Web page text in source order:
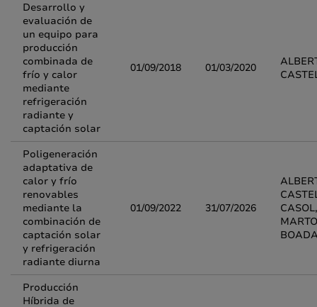
Desarrollo y
evaluación de
un equipo para
producción
combinada de
frío y calor
mediante
refrigeración
radiante y
captación solar
01/09/2018 01/03/2020
Poligeneración
adaptativa de
calor y frío
renovables
mediante la
combinación de
captación solar
y refrigeración
radiante diurna
01/09/2022 31/07/2026
Producción
Híbrida de